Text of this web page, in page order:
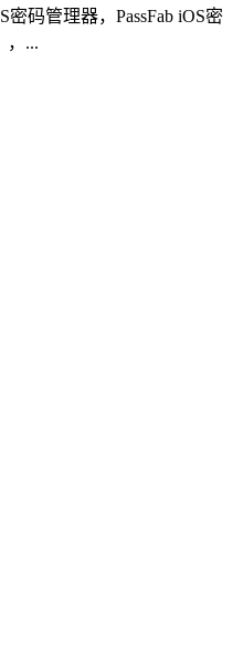
码管理器，PassFab iOS密
，...